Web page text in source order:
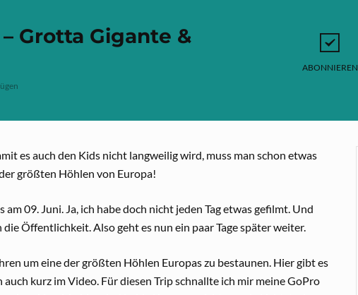
Grotta Gigante &
ABONNIEREN
es auch den Kids nicht langweilig wird, muss man schon etwas
größten Höhlen von Europa!
09. Juni. Ja, ich habe doch nicht jeden Tag etwas gefilmt. Und
Öffentlichkeit. Also geht es nun ein paar Tage später weiter.
um eine der größten Höhlen Europas zu bestaunen. Hier gibt es
kurz im Video. Für diesen Trip schnallte ich mir meine GoPro